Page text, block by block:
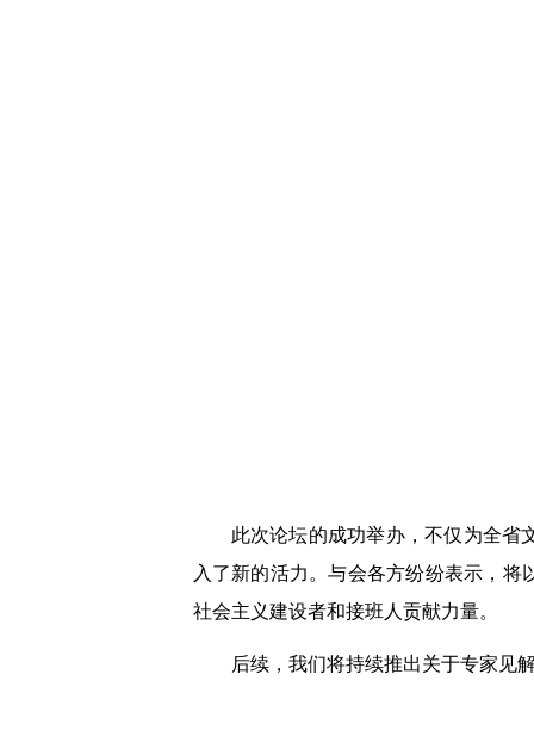
此次论坛的成功举办，不仅为全省
入了新的活力。与会各方纷纷表示，
社会主义建设者和接班人贡献力量。
后续，我们将持续推出关于专家见